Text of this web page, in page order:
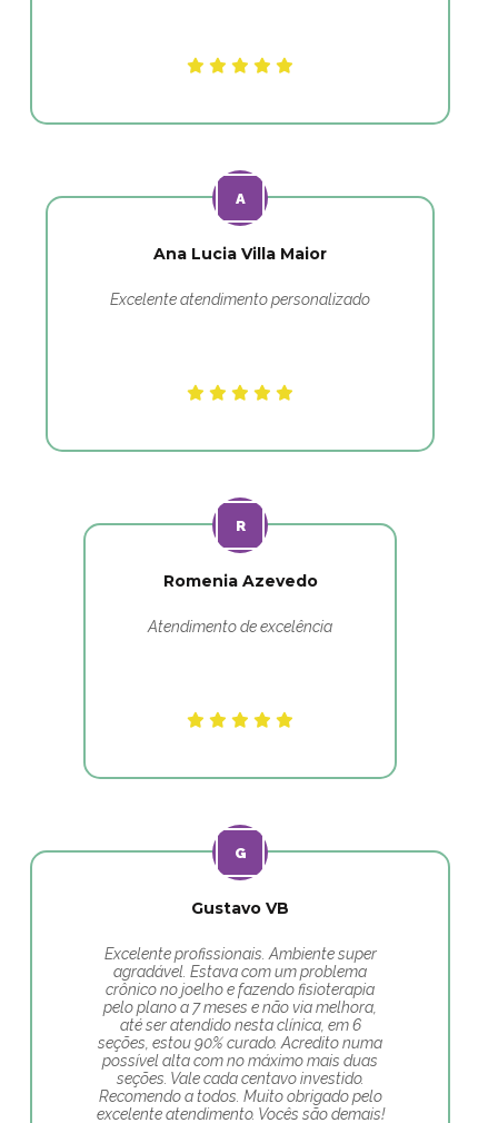
Ana Lucia Villa Maior
Excelente atendimento personalizado
Romenia Azevedo
Atendimento de excelência
Gustavo VB
Excelente profissionais. Ambiente super
agradável. Estava com um problema
crônico no joelho e fazendo fisioterapia
pelo plano a 7 meses e não via melhora,
até ser atendido nesta clínica, em 6
seções, estou 90% curado. Acredito numa
possível alta com no máximo mais duas
seções. Vale cada centavo investido.
Recomendo a todos. Muito obrigado pelo
excelente atendimento. Vocês são demais!